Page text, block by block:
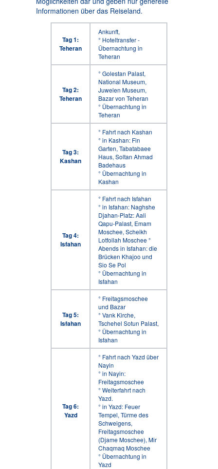
Informationen über das Reiseland.
Tag 1:
Teheran
Ankunft,
° Hoteltransfer -
Übernachtung in
Teheran
Tag 2:
Teheran
° Golestan Palast,
National Museum,
Juwelen Museum,
Bazar von Teheran
° Übernachtung in
Teheran
Tag 3:
Kashan
° Fahrt nach Kashan
° in Kashan: Fin
Garten, Tabatabaee
Haus, Soltan Ahmad
Badehaus
° Übernachtung in
Kashan
Tag 4:
Isfahan
° Fahrt nach Isfahan
° in Isfahan: Naghshe
Djahan-Platz: Aali
Qapu-Palast, Emam
Moschee, Scheikh
Lotfollah Moschee °
Abends in Isfahan: die
Brücken Khajoo und
Sio Se Pol
° Übernachtung in
Isfahan
Tag 5:
Isfahan
° Freitagsmoschee
und Bazar
° Vank Kirche,
Tschehel Sotun Palast,
° Übernachtung in
Isfahan
Tag 6:
Yazd
° Fahrt nach Yazd über
Nayin
° in Nayin:
Freitagsmoschee
° Weiterfahrt nach
Yazd.
° in Yazd: Feuer
Tempel, Türme des
Schweigens,
Freitagsmoschee
(Djame Moschee), Mir
Chaqmaq Moschee
° Übernachtung in
Yazd